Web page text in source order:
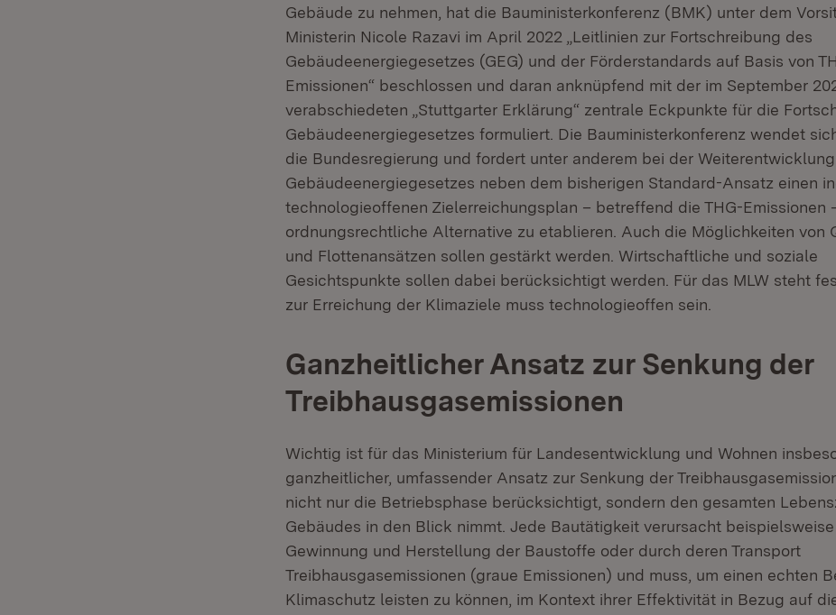
Gebäude zu nehmen, hat die Bauministerkonferenz (BMK) unter dem
Ministerin Nicole Razavi im April 2022 „Leitlinien zur Fortschreibung des
Gebäudeenergiegesetzes (GEG) und der Förderstandards auf Basis von
Emissionen“ beschlossen und daran anknüpfend mit der im September
verabschiedeten „Stuttgarter Erklärung“ zentrale Eckpunkte für die
Gebäudeenergiegesetzes formuliert. Die Bauministerkonferenz wendet
die Bundesregierung und fordert unter anderem bei der
Gebäudeenergiegesetzes neben dem bisherigen Standard-Ansatz einen
technologieoffenen Zielerreichungsplan – betreffend die THG-Emissionen
ordnungsrechtliche Alternative zu etablieren. Auch die Möglichkeiten von
und Flottenansätzen sollen gestärkt werden. Wirtschaftliche und soziale
Gesichtspunkte sollen dabei berücksichtigt werden. Für das MLW steht
zur Erreichung der Klimaziele muss technologieoffen sein.
Ganzheitlicher Ansatz zur Senkung der
Treibhausgasemissionen
Wichtig ist für das Ministerium für Landesentwicklung und Wohnen
ganzheitlicher, umfassender Ansatz zur Senkung der
nicht nur die Betriebsphase berücksichtigt, sondern den gesamten
Gebäudes in den Blick nimmt. Jede Bautätigkeit verursacht
Gewinnung und Herstellung der Baustoffe oder durch deren Transport
Treibhausgasemissionen (graue Emissionen) und muss, um einen echten
Klimaschutz leisten zu können, im Kontext ihrer Effektivität in Bezug auf